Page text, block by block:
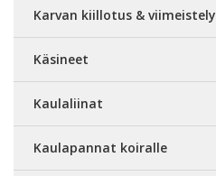
Karvan kiillotus & viimeistely
Käsineet
Kaulaliinat
Kaulapannat koiralle